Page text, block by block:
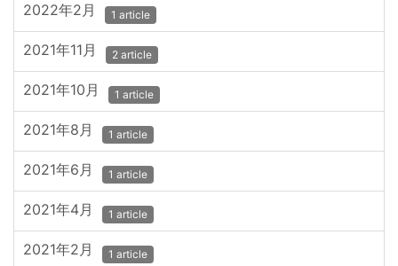
2022年2月 1 article
2021年11月 2 article
2021年10月 1 article
2021年8月 1 article
2021年6月 1 article
2021年4月 1 article
2021年2月 1 article